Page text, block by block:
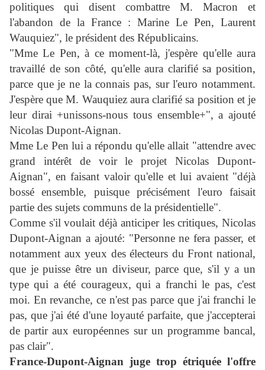
politiques qui disent combattre M. Macron et
l'abandon de la France : Marine Le Pen, Laurent
Wauquiez", le président des Républicains.
"Mme Le Pen, à ce moment-là, j'espère qu'elle aura
travaillé de son côté, qu'elle aura clarifié sa position,
parce que je ne la connais pas, sur l'euro notamment.
J'espère que M. Wauquiez aura clarifié sa position et je
leur dirai +unissons-nous tous ensemble+", a ajouté
Nicolas Dupont-Aignan.
Mme Le Pen lui a répondu qu'elle allait "attendre avec
grand intérêt de voir le projet Nicolas Dupont-
Aignan", en faisant valoir qu'elle et lui avaient "déjà
bossé ensemble, puisque précisément l'euro faisait
partie des sujets communs de la présidentielle".
Comme s'il voulait déjà anticiper les critiques, Nicolas
Dupont-Aignan a ajouté: "Personne ne fera passer, et
notamment aux yeux des électeurs du Front national,
que je puisse être un diviseur, parce que, s'il y a un
type qui a été courageux, qui a franchi le pas, c'est
moi. En revanche, ce n'est pas parce que j'ai franchi le
pas, que j'ai été d'une loyauté parfaite, que j'accepterai
de partir aux européennes sur un programme bancal,
pas clair".
France-Dupont-Aignan juge trop étriquée l'offre